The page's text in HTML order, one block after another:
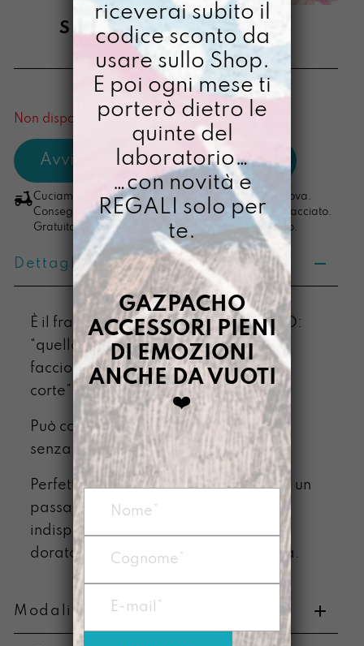
SOLDINO NEFELIBATA
€ 38,00
[ Portafoglio: 10 x 14 x 2,5 cm ]
Non disponibile al momento
Cuciamo ogni ordine nel nostro laboratorio di Padova.
Consegna in 4/5 giorni lavorativi, pacco sempre tracciato.
Gratuita per ordini di importo superiore ai 100 euro.
Dettagli prodotto
È il fratello piccolo di TANTOSOLDINO:
“quello che fa mio fratello grande lo
faccio anche io ma con le gambe più
corte”.
Può contenere tutto l’indispensabile
senza farne coriandoli
Perfetto per la versione leggera di te: un
passaporto, una collezione
indispensabile di tessere e il biglietto
dorato per la fabbrica di Willy Wonka.
Modalità di pagamento e resi
riceverai subito il
codice sconto da
usare sullo Shop.
E poi ogni mese ti
porterò dietro le
quinte del
laboratorio…
…con novità e
REGALI solo per
te.
GAZPACHO
ACCESSORI PIENI
DI EMOZIONI
ANCHE DA VUOTI
❤️